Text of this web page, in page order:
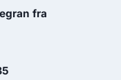
fra